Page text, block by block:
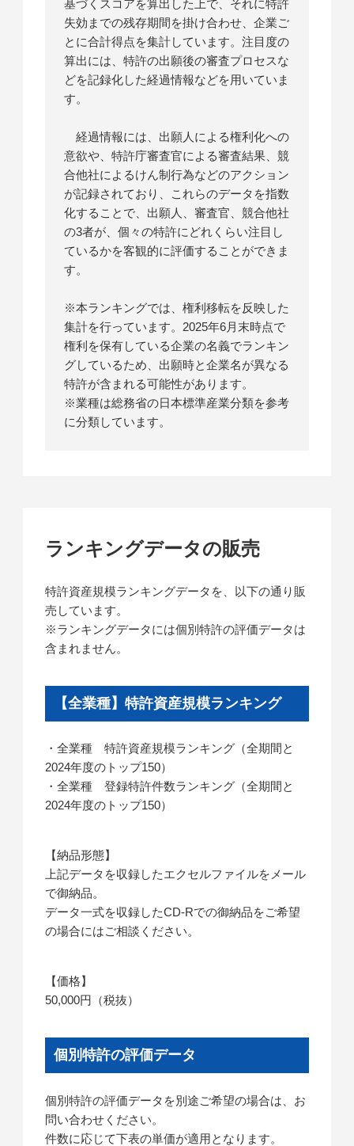
基づくスコアを算出した上で、それに特許
失効までの残存期間を掛け合わせ、企業ご
とに合計得点を集計しています。注目度の
算出には、特許の出願後の審査プロセスな
どを記録化した経過情報などを用いていま
す。
経過情報には、出願人による権利化への
意欲や、特許庁審査官による審査結果、競
合他社によるけん制行為などのアクション
が記録されており、これらのデータを指数
化することで、出願人、審査官、競合他社
の3者が、個々の特許にどれくらい注目し
ているかを客観的に評価することができま
す。
※本ランキングでは、権利移転を反映した
集計を行っています。2025年6月末時点で
権利を保有している企業の名義でランキン
グしているため、出願時と企業名が異なる
特許が含まれる可能性があります。
※業種は総務省の日本標準産業分類を参考
に分類しています。
ランキングデータの販売
特許資産規模ランキングデータを、以下の通り販
売しています。
※ランキングデータには個別特許の評価データは
含まれません。
【全業種】特許資産規模ランキング
・全業種 特許資産規模ランキング（全期間と
2024年度のトップ150）
・全業種 登録特許件数ランキング（全期間と
2024年度のトップ150）
【納品形態】
上記データを収録したエクセルファイルをメール
で御納品。
データ一式を収録したCD-Rでの御納品をご希望
の場合にはご相談ください。
【価格】
50,000円（税抜）
個別特許の評価データ
個別特許の評価データを別途ご希望の場合は、お
問い合わせください。
件数に応じて下表の単価が適用となります。